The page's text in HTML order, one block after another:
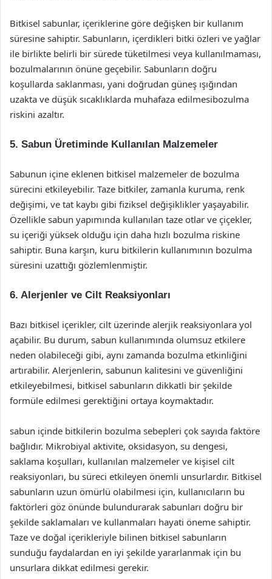
Bitkisel sabunlar, içeriklerine göre değişken bir kullanım
süresine sahiptir. Sabunların, içerdikleri bitki özleri ve yağlar
ile birlikte belirli bir sürede tüketilmesi veya kullanılmaması,
bozulmalarının önüne geçebilir. Sabunların doğru
koşullarda saklanması, yani doğrudan güneş ışığından
uzakta ve düşük sıcaklıklarda muhafaza edilmesibozulma
riskini azaltır.
5. Sabun Üretiminde Kullanılan Malzemeler
Sabunun içine eklenen bitkisel malzemeler de bozulma
sürecini etkileyebilir. Taze bitkiler, zamanla kuruma, renk
değişimi, ve tat kaybı gibi fiziksel değişiklikler yaşayabilir.
Özellikle sabun yapımında kullanılan taze otlar ve çiçekler,
su içeriği yüksek olduğu için daha hızlı bozulma riskine
sahiptir. Buna karşın, kuru bitkilerin kullanımının bozulma
süresini uzattığı gözlemlenmiştir.
6. Alerjenler ve Cilt Reaksiyonları
Bazı bitkisel içerikler, cilt üzerinde alerjik reaksiyonlara yol
açabilir. Bu durum, sabun kullanımında olumsuz etkilere
neden olabileceği gibi, aynı zamanda bozulma etkinliğini
artırabilir. Alerjenlerin, sabunun kalitesini ve güvenliğini
etkileyebilmesi, bitkisel sabunların dikkatli bir şekilde
formüle edilmesi gerektiğini ortaya koymaktadır.
sabun içinde bitkilerin bozulma sebepleri çok sayıda faktöre
bağlıdır. Mikrobiyal aktivite, oksidasyon, su dengesi,
saklama koşulları, kullanılan malzemeler ve kişisel cilt
reaksiyonları, bu süreci etkileyen önemli unsurlardır. Bitkisel
sabunların uzun ömürlü olabilmesi için, kullanıcıların bu
faktörleri göz önünde bulundurarak sabunları doğru bir
şekilde saklamaları ve kullanmaları hayati öneme sahiptir.
Taze ve doğal içerikleriyle bilinen bitkisel sabunların
sunduğu faydalardan en iyi şekilde yararlanmak için bu
unsurlara dikkat edilmesi gerekir.